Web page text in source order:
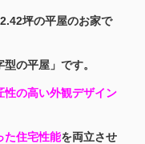
坪の平屋のお家で
の平屋」です。
性の高い外観デザイン
た住宅性能を両立させ